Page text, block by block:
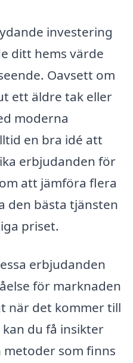
investering
ditt hems värde
Oavsett om
ett äldre tak eller
moderna
en bra idé att
erbjudanden för
att jämföra flera
den bästa tjänsten
priset.
erbjudanden
för marknaden
när det kommer till
du få insikter
metoder som finns